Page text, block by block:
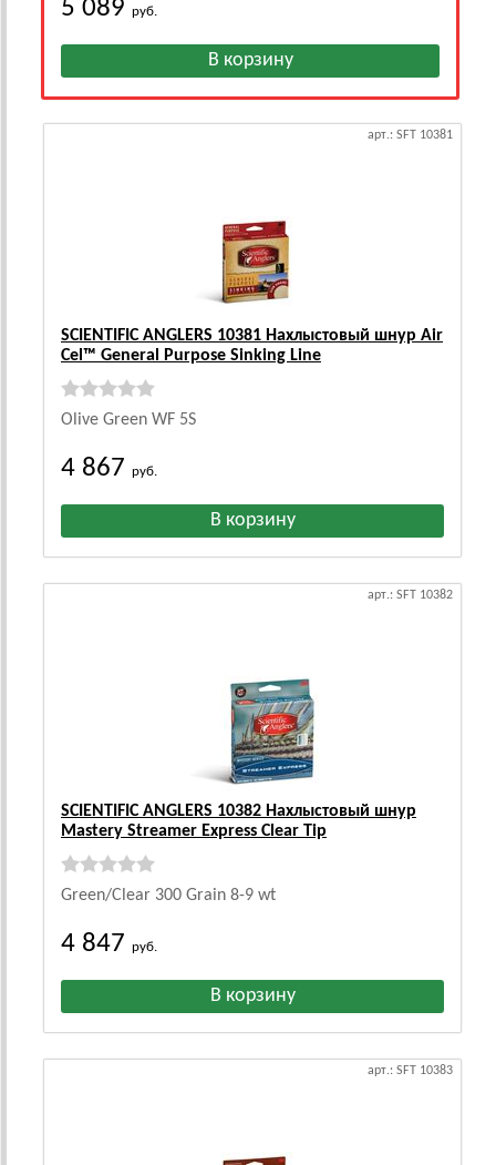
5 089 руб.
арт.: SFT 10381
SCIENTIFIC ANGLERS 10381 Нахлыстовый шнур Air
Cel™ General Purpose Sinking Line
Olive Green WF 5S
4 867 руб.
арт.: SFT 10382
SCIENTIFIC ANGLERS 10382 Нахлыстовый шнур
Mastery Streamer Express Clear Tip
Green/Clear 300 Grain 8-9 wt
4 847 руб.
арт.: SFT 10383